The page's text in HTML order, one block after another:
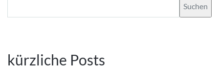
Suchen
kürzliche Posts